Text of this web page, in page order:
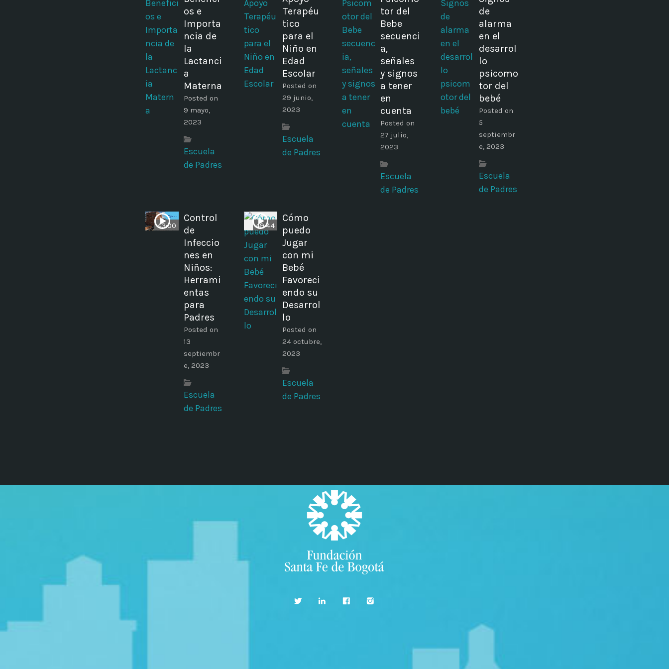
os e
Importa
ncia de
la
Lactanci
a
Materna
Posted on
9 mayo,
2023
Escuela
de Padres
Terapéu
tico
para el
Niño en
Edad
Escolar
Posted on
29 junio,
2023
Escuela
de Padres
tor del
Bebe
secuenci
a,
señales
y signos
a tener
en
cuenta
Posted on
27 julio,
2023
Escuela
de Padres
de
alarma
en el
desarrol
lo
psicomo
tor del
bebé
Posted on
5
septiembr
e, 2023
Escuela
de Padres
43:00
Control
de
Infeccio
nes en
Niños:
Herrami
entas
para
Padres
Posted on
13
septiembr
e, 2023
Escuela
de Padres
49:44
Cómo
puedo
Jugar
con mi
Bebé
Favoreci
endo su
Desarrol
lo
Posted on
24 octubre,
2023
Escuela
de Padres